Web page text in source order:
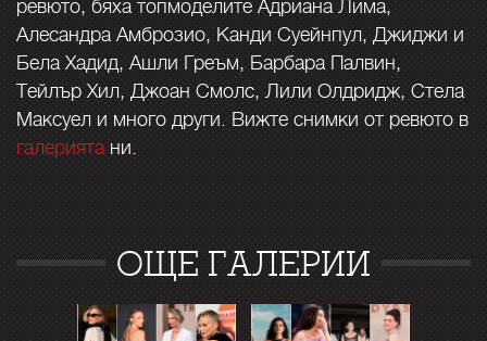
ревюто, бяха топмоделите Адриана Лима,
Алесандра Амброзио, Канди Суейнпул, Джиджи и
Бела Хадид, Ашли Греъм, Барбара Палвин,
Тейлър Хил, Джоан Смолс, Лили Олдридж, Стела
Максуел и много други. Вижте снимки от ревюто в
галериятани.
ОЩЕ ГАЛЕРИИ